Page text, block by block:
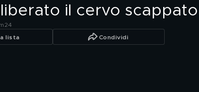
liberato il cervo
lista Condividi